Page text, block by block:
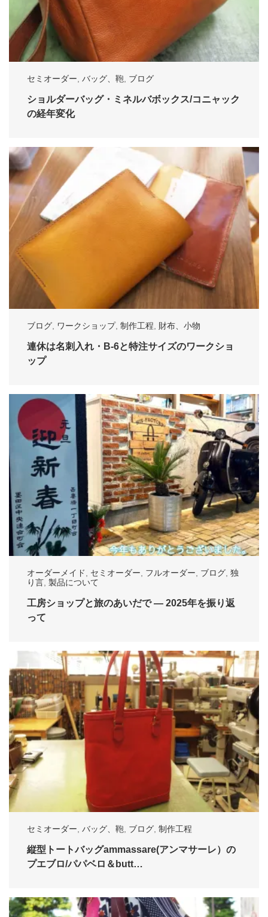
セミオーダー, バッグ、鞄, ブログ
ショルダーバッグ・ミネルバボックス/コニャック
の経年変化
ブログ ワークショップ, 制作工程 財布、小物
連休は名刺入れ・B-6と特注サイズのワークショ
ップ
オーダーメイド セミオーダー フルオーダー ブログ 独
り言 製品について
工房ショップと旅のあいだで ― 2025年を振り返
って
セミオーダー, バッグ、鞄, ブログ, 制作工程
縦型トートバッグammassare(アンマサーレ）の
プエブロ/パパベロ＆butt…